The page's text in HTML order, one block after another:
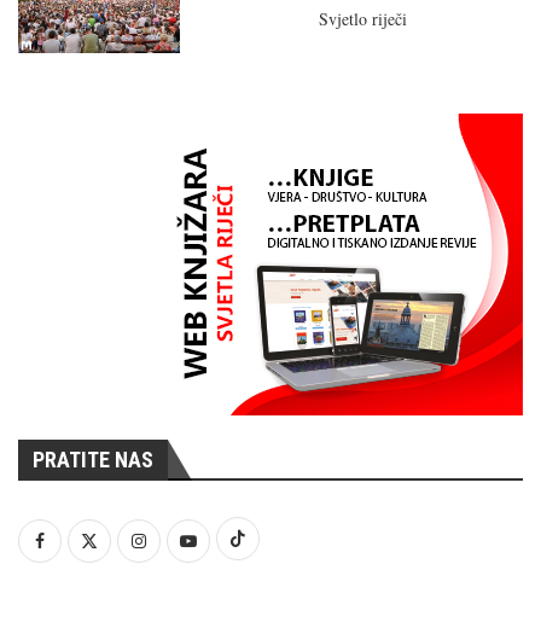
Svjetlo riječi
PRATITE NAS